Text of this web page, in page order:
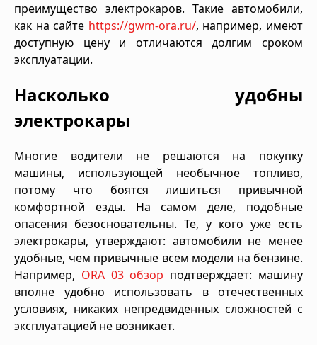
преимущество электрокаров. Такие автомобили,
как на сайте https://gwm-ora.ru/, например, имеют
доступную цену и отличаются долгим сроком
эксплуатации.
Насколько удобны
электрокары
Многие водители не решаются на покупку
машины, использующей необычное топливо,
потому что боятся лишиться привычной
комфортной езды. На самом деле, подобные
опасения безосновательны. Те, у кого уже есть
электрокары, утверждают: автомобили не менее
удобные, чем привычные всем модели на бензине.
Например, ORA 03 обзор подтверждает: машину
вполне удобно использовать в отечественных
условиях, никаких непредвиденных сложностей с
эксплуатацией не возникает.